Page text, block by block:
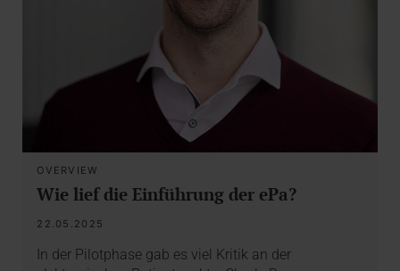
OVERVIEW
Wie lief die Einführung der ePa?
22.05.2025
In der Pilotphase gab es viel Kritik an der